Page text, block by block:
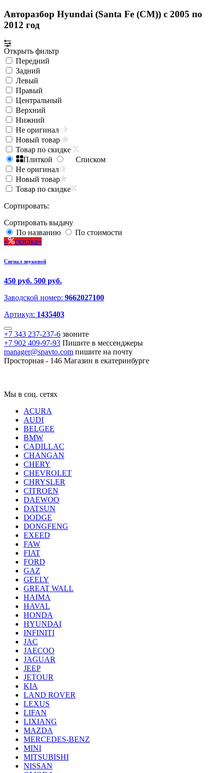
Авторазбор Hyundai (Santa Fe (CM)) с 2005 по
2012 год
Открыть фильтр
Передний
Задний
Левый
Правый
Центральный
Верхний
Нижний
Не оригинал
Новый товар
Товар по скидке
Плиткой
Списком
Не оригинал
Новый товар
Товар по скидке
Сортировать:
Сортировать выдачу
По названию
По стоимости
скидка
Сигнал звуковой
450 руб. 500 руб.
Заводской номер: 9662027100
Артикул: 1435403
+7 343 237-237-6 звоните
+7 902 409-97-93 Пишите в мессенджеры
manager@spavto.com пишите на почту
Просторная - 146 Магазин в екатеринбурге
Мы в соц. сетях
ACURA
AUDI
BELGEE
BMW
CADILLAC
CHANGAN
CHERY
CHEVROLET
CHRYSLER
CITROEN
DAEWOO
DATSUN
DODGE
DONGFENG
EXEED
FAW
FIAT
FORD
GAZ
GEELY
GREAT WALL
HAIMA
HAVAL
HONDA
HYUNDAI
INFINITI
JAC
JAECOO
JAGUAR
JEEP
JETOUR
KIA
LAND ROVER
LEXUS
LIFAN
LIXIANG
MAZDA
MERCEDES-BENZ
MINI
MITSUBISHI
NISSAN